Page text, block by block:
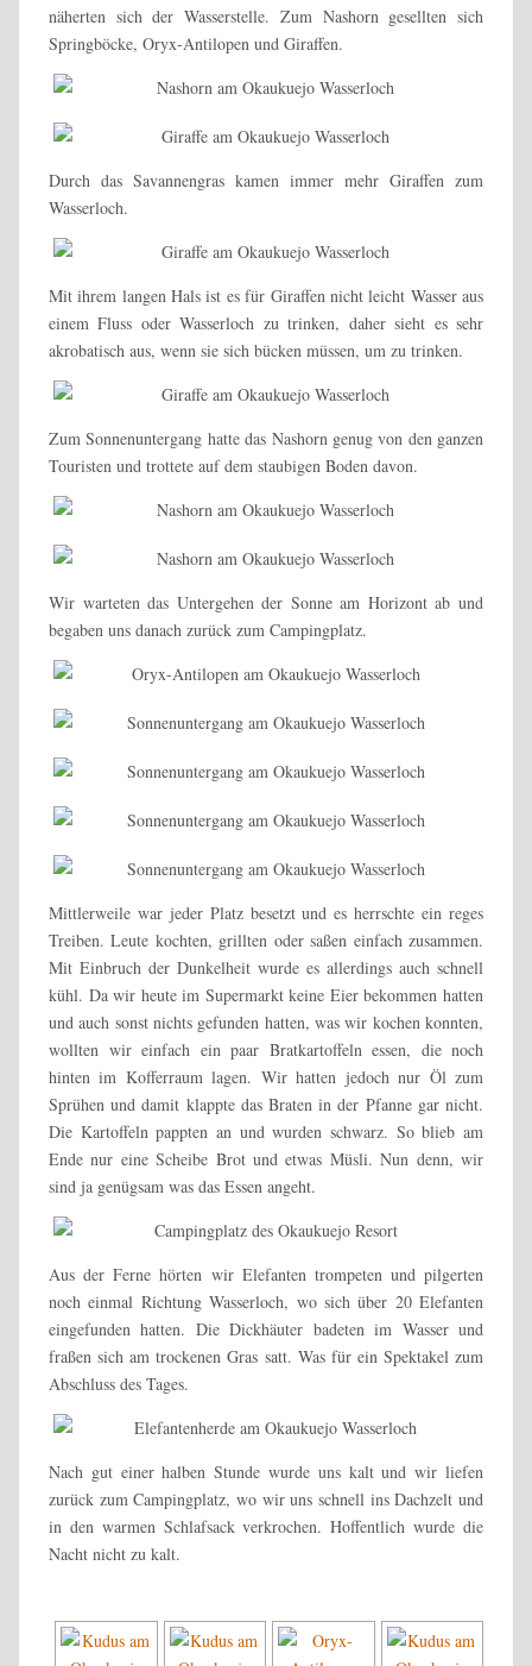
näherten sich der Wasserstelle. Zum Nashorn gesellten sich
Springböcke, Oryx-Antilopen und Giraffen.
Durch das Savannengras kamen immer mehr Giraffen zum
Wasserloch.
Mit ihrem langen Hals ist es für Giraffen nicht leicht Wasser aus
einem Fluss oder Wasserloch zu trinken, daher sieht es sehr
akrobatisch aus, wenn sie sich bücken müssen, um zu trinken.
Zum Sonnenuntergang hatte das Nashorn genug von den ganzen
Touristen und trottete auf dem staubigen Boden davon.
Wir warteten das Untergehen der Sonne am Horizont ab und
begaben uns danach zurück zum Campingplatz.
Mittlerweile war jeder Platz besetzt und es herrschte ein reges
Treiben. Leute kochten, grillten oder saßen einfach zusammen.
Mit Einbruch der Dunkelheit wurde es allerdings auch schnell
kühl. Da wir heute im Supermarkt keine Eier bekommen hatten
und auch sonst nichts gefunden hatten, was wir kochen konnten,
wollten wir einfach ein paar Bratkartoffeln essen, die noch
hinten im Kofferraum lagen. Wir hatten jedoch nur Öl zum
Sprühen und damit klappte das Braten in der Pfanne gar nicht.
Die Kartoffeln pappten an und wurden schwarz. So blieb am
Ende nur eine Scheibe Brot und etwas Müsli. Nun denn, wir
sind ja genügsam was das Essen angeht.
Aus der Ferne hörten wir Elefanten trompeten und pilgerten
noch einmal Richtung Wasserloch, wo sich über 20 Elefanten
eingefunden hatten. Die Dickhäuter badeten im Wasser und
fraßen sich am trockenen Gras satt. Was für ein Spektakel zum
Abschluss des Tages.
Nach gut einer halben Stunde wurde uns kalt und wir liefen
zurück zum Campingplatz, wo wir uns schnell ins Dachzelt und
in den warmen Schlafsack verkrochen. Hoffentlich wurde die
Nacht nicht zu kalt.